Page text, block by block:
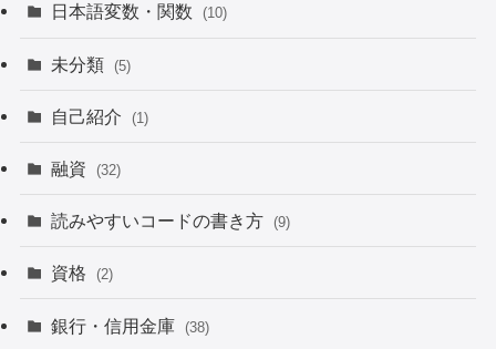
日本語変数・関数 (10)
未分類 (5)
自己紹介 (1)
融資 (32)
読みやすいコードの書き方 (9)
資格 (2)
銀行・信用金庫 (38)